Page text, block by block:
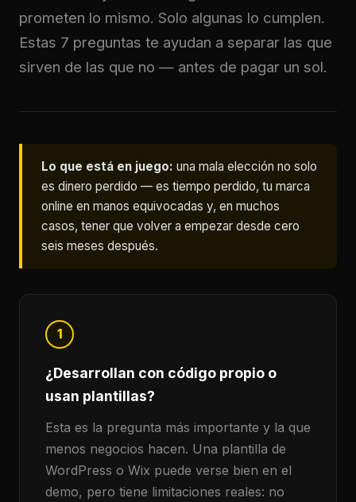
prometen lo mismo. Solo algunas lo cumplen.
Estas 7 preguntas te ayudan a separar las que
sirven de las que no — antes de pagar un sol.
Lo que está en juego: una mala elección no solo
es dinero perdido — es tiempo perdido, tu marca
online en manos equivocadas y, en muchos
casos, tener que volver a empezar desde cero
seis meses después.
1
¿Desarrollan con código propio o
usan plantillas?
Esta es la pregunta más importante y la que
menos negocios hacen. Una plantilla de
WordPress o Wix puede verse bien en el
demo, pero tiene limitaciones reales: no